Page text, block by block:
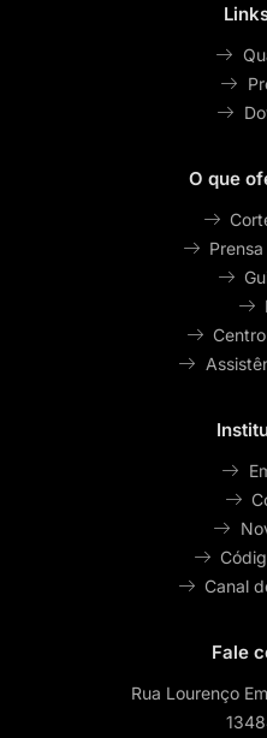
O que
Canal
Fale
Rua Lourenço